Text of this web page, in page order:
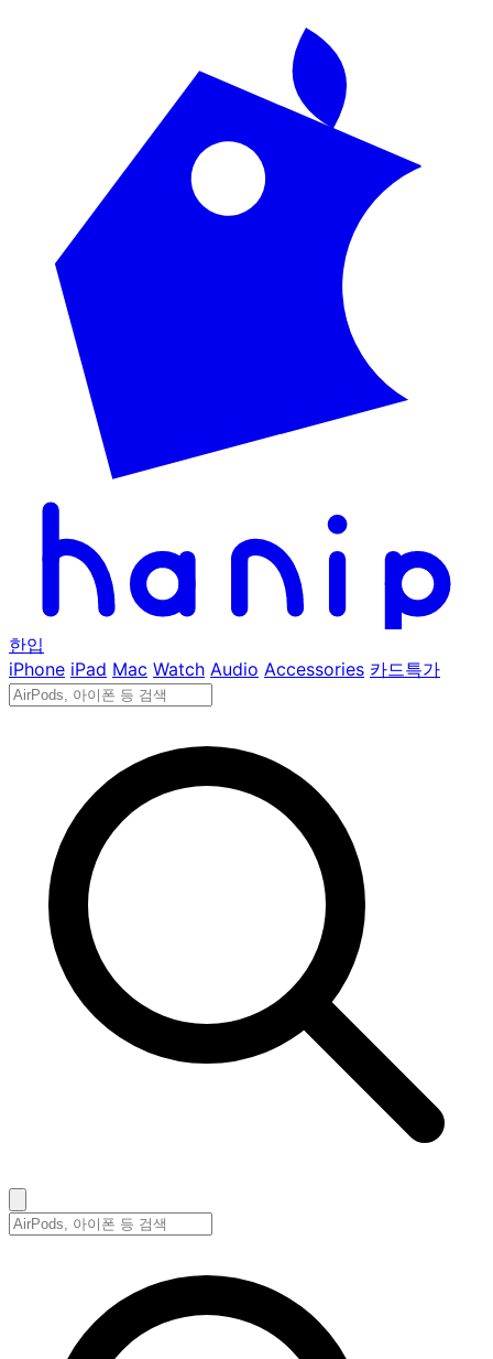
한입
iPhone iPad Mac Watch Audio Accessories 카드특가